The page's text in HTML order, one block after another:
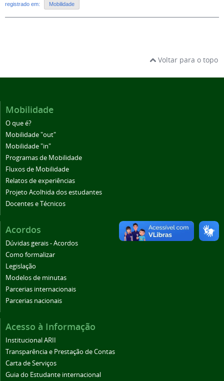
registrado em: Mobilidade
Voltar para o topo
Mobilidade
O que é?
Mobilidade "out"
Mobilidade "in"
Programas de Mobilidade
Fluxos de Mobilidade
Relatos de experiências
Projeto Acolhida dos estudantes
Docentes e Técnicos
Acordos
Dúvidas gerais - Acordos
Como formalizar
Legislação
Modelos de minutas
Parcerias internacionais
Parcerias nacionais
Acesso à Informação
Institucional ARII
Transparência e Prestação de Contas
Carta de Serviços
Guia do Estudante internacional